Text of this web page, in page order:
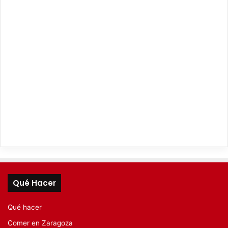
Qué Hacer
Qué hacer
Comer en Zaragoza